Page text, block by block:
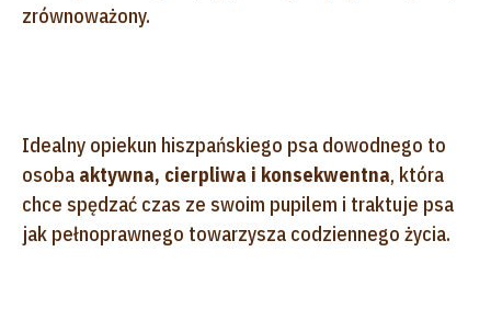
zrównoważony.
Idealny opiekun hiszpańskiego psa dowodnego to
osoba aktywna, cierpliwa i konsekwentna, która
chce spędzać czas ze swoim pupilem i traktuje psa
jak pełnoprawnego towarzysza codziennego życia.